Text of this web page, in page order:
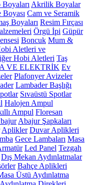
Boyaları Akrilik Boyalar
Cam ve Seramik
Boyaları Resim Fırçası
Örgü İpi Güpür
Boncuk Mum &
Aletleri ve
Hobi Aletleri Taş
VE ELEKTRİK Ev
Plafonyer Avizeler
Lambader Başlığı
Sıvaüstü Spotlar
Halojen Ampul
Ampul Floresan
Abajur Şapkaları
Aplikler Duvar Aplikleri
Gece Lambaları Masa
Led Panel Tezgah
Dış Mekan Aydınlatmalar
Bahçe Aplikleri
Üstü Aydınlatma